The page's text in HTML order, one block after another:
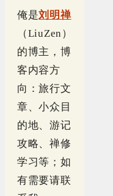
俺是刘明禅
（LiuZen）
的博主，博
客内容方
向：旅行文
章、小众目
的地、游记
攻略、禅修
学习等；如
有需要请联